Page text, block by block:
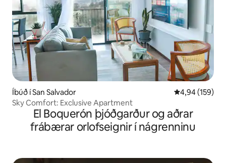
Íbúð í San Salvador 4,94 af 5 í
4,94 (159)
Sky Comfort: Exclusive Apartment
El Boquerón þjóðgarður og aðrar
frábærar orlofseignir í nágrenninu